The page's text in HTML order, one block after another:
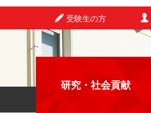
受験生の方
研究・社会貢献